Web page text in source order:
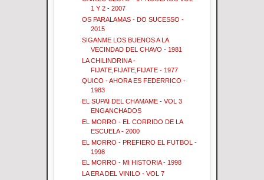
1 Y 2 - 2007
OS PARALAMAS - DO SUCESSO -
2015
SIGANME LOS BUENOS A LA
VECINDAD DEL CHAVO - 1981
LA CHILINDRINA -
FIJATE,FIJATE,FIJATE - 1977
QUICO - AHORA ES FEDERRICO -
1983
EL SUPAI DEL CHAMAME - VOL 3
ENGANCHADOS
EL MORRO - EL CORRIDO DE LA
ESCUELA - 2000
EL MORRO - PREFIERO EL FUTBOL -
1998
EL MORRO - MI HISTORIA - 1998
LA ERA DEL VINILO - VOL 7